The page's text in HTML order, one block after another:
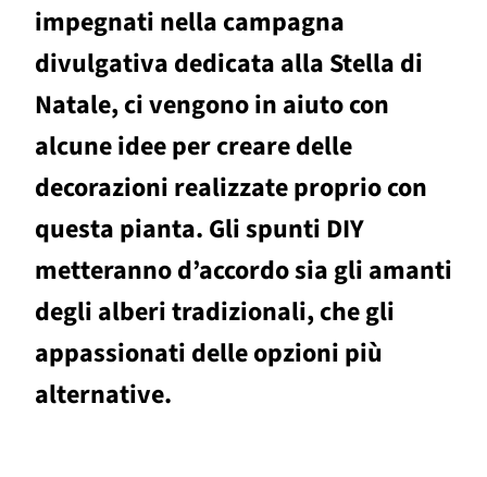
impegnati nella campagna
divulgativa dedicata alla Stella di
Natale, ci vengono in aiuto con
alcune idee per creare delle
decorazioni realizzate proprio con
questa pianta. Gli spunti DIY
metteranno d’accordo sia gli amanti
degli alberi tradizionali, che gli
appassionati delle opzioni più
alternative.